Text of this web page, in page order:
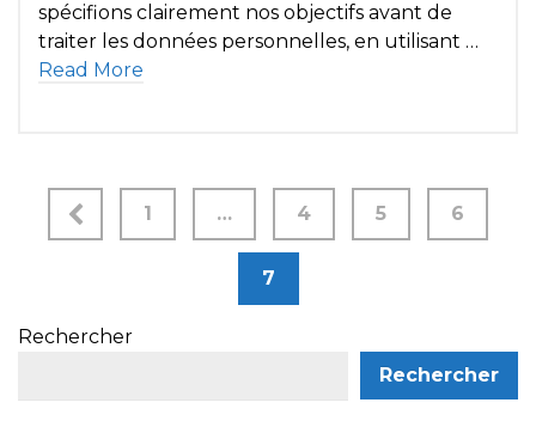
spécifions clairement nos objectifs avant de
traiter les données personnelles, en utilisant …
Read More
1 … 4 5 6
7
Rechercher
Rechercher